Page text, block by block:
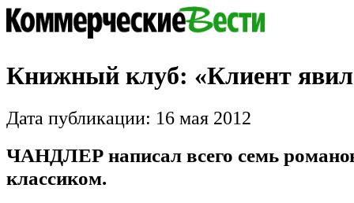
Книжный клуб: «Клиент
Дата публикации: 16 мая 2012
ЧАНДЛЕР написал всего семь
классиком.